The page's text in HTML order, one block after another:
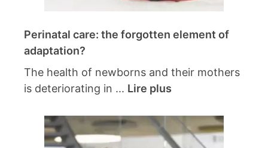
Perinatal care: the forgotten element of
adaptation?
The health of newborns and their mothers
is deteriorating in ... Lire plus